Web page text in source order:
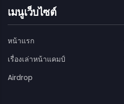
เมนูเว็บไซต์
หน้าแรก
เรื่องเล่าหน้าแคมป์
Airdrop